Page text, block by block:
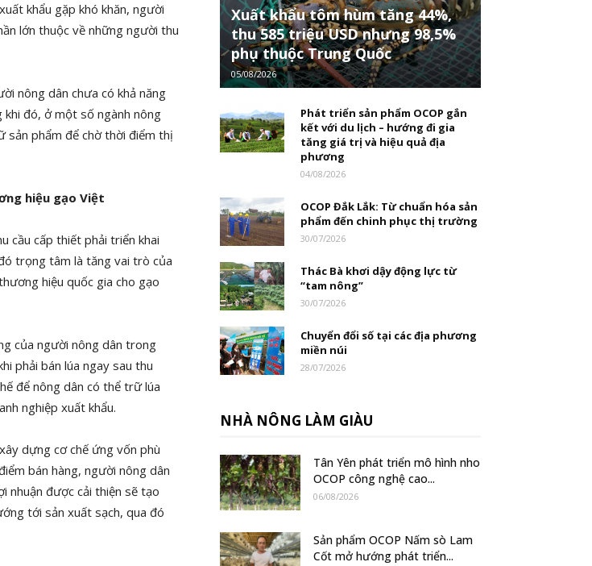
khẩu gặp khó khăn, người
lớn thuộc về những người thu
nông dân chưa có khả năng
đó, ở một số ngành nông
sản phẩm để chờ thời điểm thị
hiệu gạo Việt
cầu cấp thiết phải triển khai
trọng tâm là tăng vai trò của
hiệu quốc gia cho gạo
của người nông dân trong
phải bán lúa ngay sau thu
để nông dân có thể trữ lúa
nghiệp xuất khẩu.
dựng cơ chế ứng vốn phù
bán hàng, người nông dân
nhuận được cải thiện sẽ tạo
tới sản xuất sạch, qua đó
Xuất khẩu tôm hùm tăng 44%,
thu 585 triệu USD nhưng 98,5%
phụ thuộc Trung Quốc
05/08/2026
Phát triển sản phẩm OCOP gắn
kết với du lịch – hướng đi gia
tăng giá trị và hiệu quả địa
phương
04/08/2026
OCOP Đắk Lắk: Từ chuẩn hóa sản
phẩm đến chinh phục thị trường
30/07/2026
Thác Bà khơi dậy động lực từ
“tam nông”
30/07/2026
Chuyển đổi số tại các địa phương
miền núi
28/07/2026
NHÀ NÔNG LÀM GIÀU
Tân Yên phát triển mô hình nho
OCOP công nghệ cao...
06/08/2026
Sản phẩm OCOP Nấm sò Lam
Cốt mở hướng phát triển...